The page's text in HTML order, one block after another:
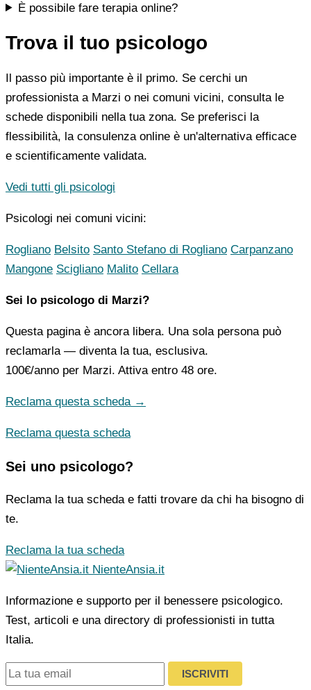
È possibile fare terapia online?
Trova il tuo psicologo
Il passo più importante è il primo. Se cerchi un
professionista a Marzi o nei comuni vicini, consulta le
schede disponibili nella tua zona. Se preferisci la
flessibilità, la consulenza online è un'alternativa efficace
e scientificamente validata.
Vedi tutti gli psicologi
Psicologi nei comuni vicini:
Rogliano Belsito Santo Stefano di Rogliano Carpanzano
Mangone Scigliano Malito Cellara
Sei lo psicologo di Marzi?
Questa pagina è ancora libera. Una sola persona può
reclamarla — diventa la tua, esclusiva.
100€/anno per Marzi. Attiva entro 48 ore.
Reclama questa scheda →
Reclama questa scheda
Sei uno psicologo?
Reclama la tua scheda e fatti trovare da chi ha bisogno di
te.
Reclama la tua scheda
NienteAnsia.it
Informazione e supporto per il benessere psicologico.
Test, articoli e una directory di professionisti in tutta
Italia.
ISCRIVITI